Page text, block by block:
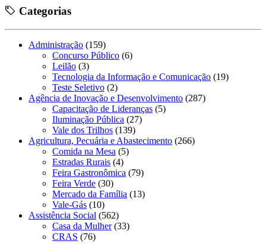
Categorias
Administração (159)
Concurso Público (6)
Leilão (3)
Tecnologia da Informação e Comunicação (19)
Teste Seletivo (2)
Agência de Inovação e Desenvolvimento (287)
Capacitação de Lideranças (5)
Iluminação Pública (27)
Vale dos Trilhos (139)
Agricultura, Pecuária e Abastecimento (266)
Comida na Mesa (5)
Estradas Rurais (4)
Feira Gastronômica (79)
Feira Verde (30)
Mercado da Família (13)
Vale-Gás (10)
Assistência Social (562)
Casa da Mulher(33)
CRAS (76)